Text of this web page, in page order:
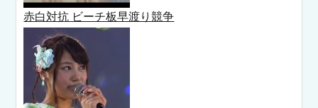
赤白対抗 ビーチ板早渡り競争